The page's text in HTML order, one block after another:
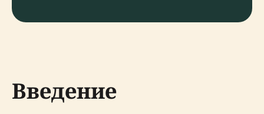
Введение